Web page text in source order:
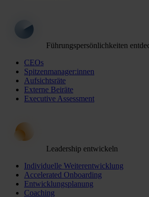
Führungspersönlichkeiten
CEOs
Spitzenmanager:innen
Aufsichtsräte
Externe Beiräte
Executive Assessment
Leadership entwickeln
Individuelle Weiterentwicklung
Accelerated Onboarding
Entwicklungsplanung
Coaching